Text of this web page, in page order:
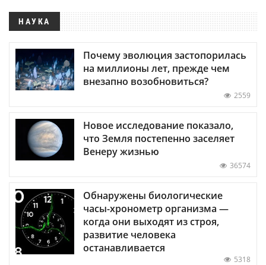
НАУКА
Почему эволюция застопорилась
на миллионы лет, прежде чем
внезапно возобновиться?
2559
Новое исследование показало,
что Земля постепенно заселяет
Венеру жизнью
36574
Обнаружены биологические
часы-хронометр организма —
когда они выходят из строя,
развитие человека
останавливается
5318